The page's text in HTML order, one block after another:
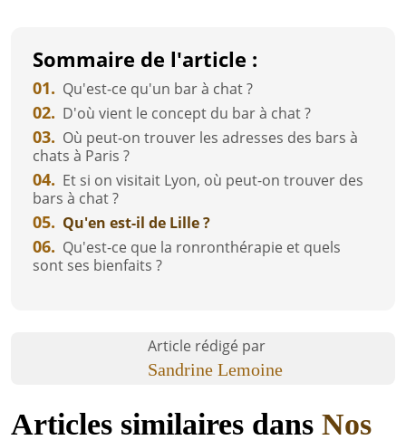
Sommaire de l'article :
01. Qu'est-ce qu'un bar à chat ?
02. D'où vient le concept du bar à chat ?
03. Où peut-on trouver les adresses des bars à
chats à Paris ?
04. Et si on visitait Lyon, où peut-on trouver des
bars à chat ?
05. Qu'en est-il de Lille ?
06. Qu'est-ce que la ronronthérapie et quels
sont ses bienfaits ?
Article rédigé par
Sandrine Lemoine
Articles similaires dans Nos